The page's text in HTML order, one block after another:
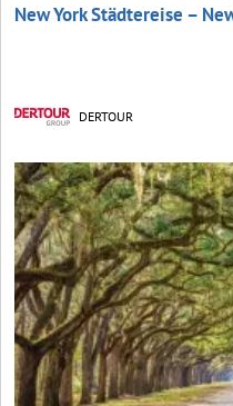
New York Städtereise –
DERTOUR